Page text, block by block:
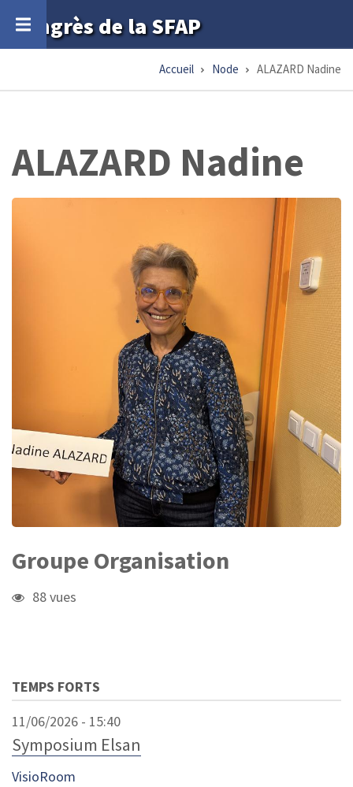
contenu
Congrès de la SFAP
Accueil Node ALAZARD Nadine
ALAZARD Nadine
Groupe Organisation
88 vues
TEMPS FORTS
11/06/2026 - 15:40
Symposium Elsan
VisioRoom